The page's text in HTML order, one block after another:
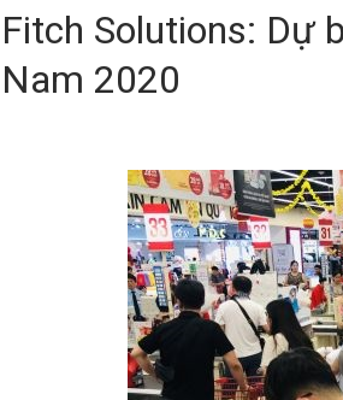
Fitch Solutions: Dự
Nam 2020